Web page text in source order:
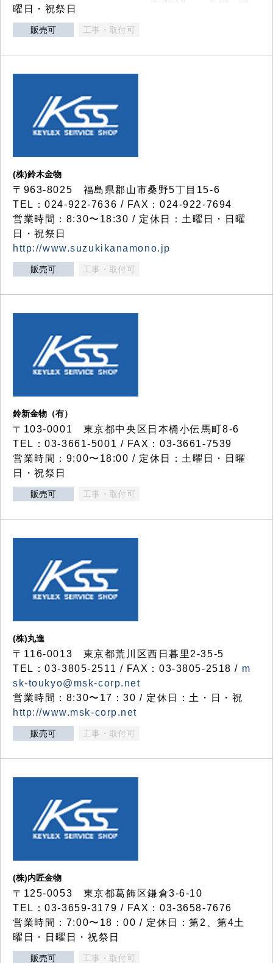
曜日・祝祭日
販売可 工事・取付可
(株)鈴木金物
〒963-8025 福島県郡山市桑野5丁目15-6
TEL：024-922-7636 / FAX：024-922-7694
営業時間：8:30〜18:30 / 定休日：土曜日・日曜
日・祝祭日
http://www.suzukikanamono.jp
販売可 工事・取付可
鈴新金物（有）
〒103-0001 東京都中央区日本橋小伝馬町8-6
TEL：03-3661-5001 / FAX：03-3661-7539
営業時間：9:00〜18:00 / 定休日：土曜日・日曜
日・祝祭日
販売可 工事・取付可
(株)丸進
〒116-0013 東京都荒川区西日暮里2-35-5
TEL：03-3805-2511 / FAX：03-3805-2518 / m
sk-toukyo@msk-corp.net
営業時間：8:30〜17：30 / 定休日：土・日・祝
http://www.msk-corp.net
販売可 工事・取付可
(株)内匠金物
〒125-0053 東京都葛飾区鎌倉3-6-10
TEL：03-3659-3179 / FAX：03-3658-7676
営業時間：7:00〜18：00 / 定休日：第2、第4土
曜日・日曜日・祝祭日
販売可 工事・取付可